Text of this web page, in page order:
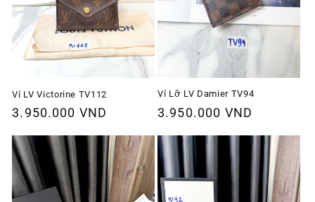
Ví LV Victorine TV112
Giá
thường
3.950.000 VND
Ví Lỡ LV Damier TV94
Giá
thường
3.950.000 VND